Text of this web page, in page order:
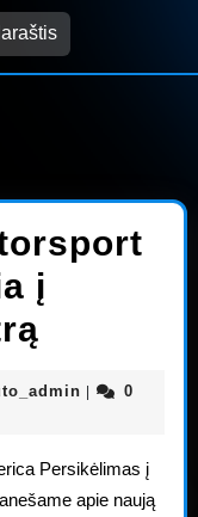
į
NA“
persikelia
į
auto_admin
0
Persikėlimas į
apie naują